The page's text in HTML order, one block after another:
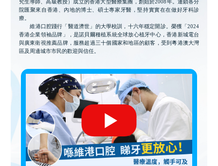
究生導師、高級教授）成立的香港大型醫療集團，創始於2008年。連鎖各分
院匯聚來自香港、內地的博士、碩士專家牙醫，堅持實實在在做好牙科診
療。
維港口腔踐行「醫道濟世」的大學校訓，十六年穩定開診。榮獲「2024
香港企業領袖品牌」，是諾貝爾種植系統全球放心植牙中心，香港新城電台
與廣東衛視推薦品牌，服務超過三十個國家和地區的顧客，受到粵港澳大灣
區及周邊城市市民的歡迎與信任。